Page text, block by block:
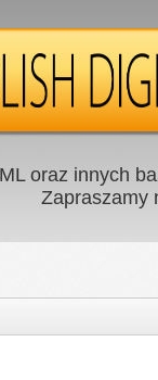
oraz innych
Zapraszamy